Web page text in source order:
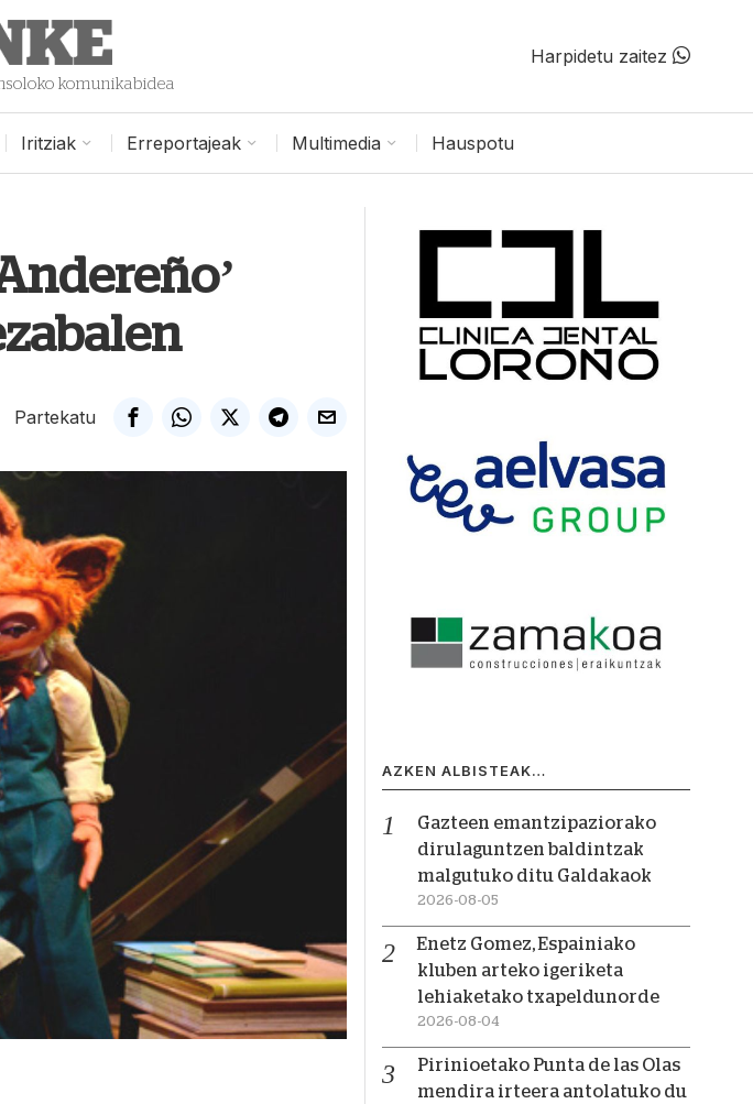
komunikabidea
Harpidetu zaitez
Iritziak Erreportajeak Multimedia Hauspotu
Partekatu
AZKEN ALBISTEAK…
Gazteen emantzipaziorako
dirulaguntzen baldintzak
malgutuko ditu Galdakaok
2026-08-05
Enetz Gomez, Espainiako
kluben arteko igeriketa
lehiaketako txapeldunorde
2026-08-04
Pirinioetako Punta de las Olas
mendira irteera antolatuko du